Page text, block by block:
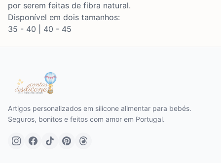
por serem feitas de fibra natural.
Disponível em dois tamanhos:
35 - 40 | 40 - 45
Artigos personalizados em silicone alimentar para bebés.
Seguros, bonitos e feitos com amor em Portugal.